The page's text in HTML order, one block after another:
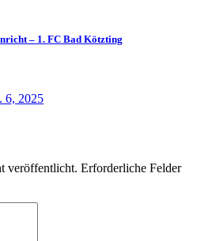
– 1. FC Bad Kötzting
6, 2025
veröffentlicht. Erforderliche Felder